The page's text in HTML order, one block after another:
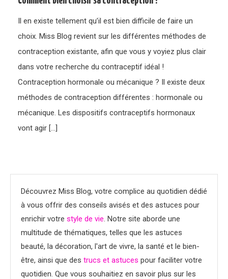
Il en existe tellement qu’il est bien difficile de faire un
choix. Miss Blog revient sur les différentes méthodes de
contraception existante, afin que vous y voyiez plus clair
dans votre recherche du contraceptif idéal !
Contraception hormonale ou mécanique ? Il existe deux
méthodes de contraception différentes : hormonale ou
mécanique. Les dispositifs contraceptifs hormonaux
vont agir […]
Découvrez Miss Blog, votre complice au quotidien dédié
à vous offrir des conseils avisés et des astuces pour
enrichir votre style de vie. Notre site aborde une
multitude de thématiques, telles que les astuces
beauté, la décoration, l'art de vivre, la santé et le bien-
être, ainsi que des trucs et astuces pour faciliter votre
quotidien. Que vous souhaitiez en savoir plus sur les